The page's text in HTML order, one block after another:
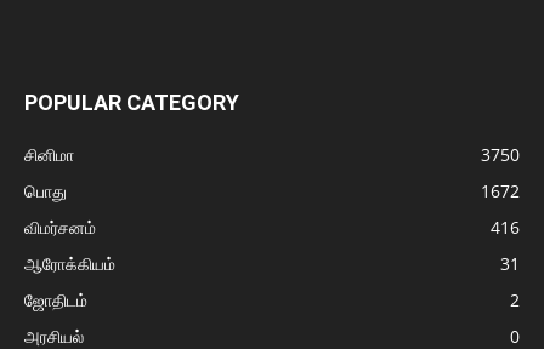
POPULAR CATEGORY
சினிமா
3750
பொது
1672
விமர்சனம்
416
ஆரோக்கியம்
31
ஜோதிடம்
2
அரசியல்
0